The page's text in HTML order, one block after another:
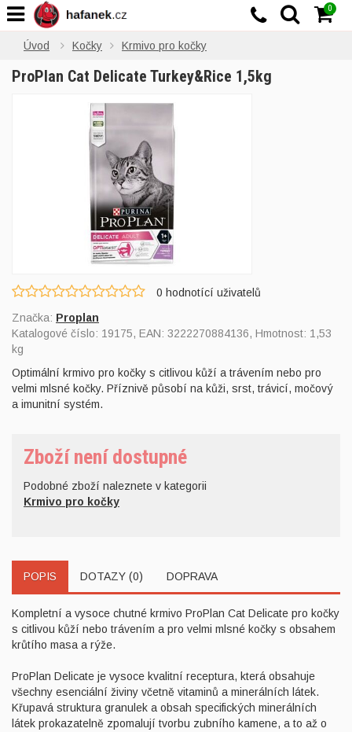
Úvod Kočky Krmivo pro kočky
ProPlan Cat Delicate Turkey&Rice 1,5kg
0 hodnotící uživatelů
Značka: Proplan
Katalogové číslo: 19175, EAN: 3222270884136, Hmotnost: 1,53
kg
Optimální krmivo pro kočky s citlivou kůží a trávením nebo pro
velmi mlsné kočky. Příznivě působí na kůži, srst, trávicí, močový
a imunitní systém.
Zboží není dostupné
Podobné zboží naleznete v kategorii
Krmivo pro kočky
POPIS DOTAZY (0) DOPRAVA
Kompletní a vysoce chutné krmivo ProPlan Cat Delicate pro kočky
s citlivou kůží nebo trávením a pro velmi mlsné kočky s obsahem
krůtího masa a rýže.
ProPlan Delicate je vysoce kvalitní receptura, která obsahuje
všechny esenciální živiny včetně vitaminů a minerálních látek.
Křupavá struktura granulek a obsah specifických minerálních
látek prokazatelně zpomalují tvorbu zubního kamene, a to až o
0